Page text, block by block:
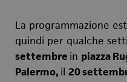
La programmazione
quindi per qualche
settembre in piazza
Palermo, il 20